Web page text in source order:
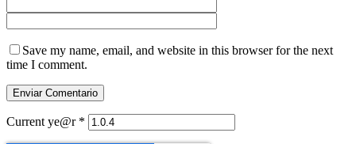
Save my name, email, and website in this browser for the next
time I comment.
Current ye@r *